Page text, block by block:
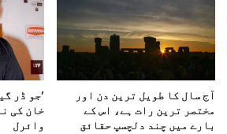
آج سال کا طویل ترین دن اور
مختصر ترین رات ہے، اس کے
بارے میں چند دلچسپ حقائق
’جو ڈر
خان کی
وائرل